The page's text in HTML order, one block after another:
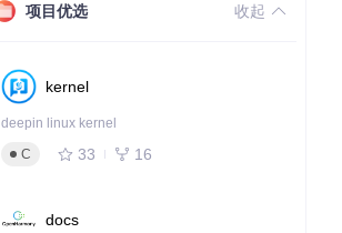
项目优选 收起
kernel
deepin linux kernel
C
33 16
docs